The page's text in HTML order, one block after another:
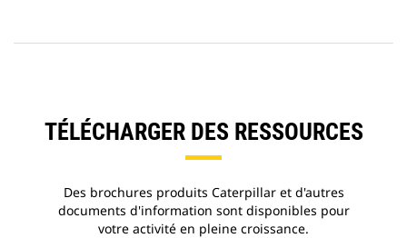
TÉLÉCHARGER DES RESSOURCES
Des brochures produits Caterpillar et d'autres
documents d'information sont disponibles pour
votre activité en pleine croissance.